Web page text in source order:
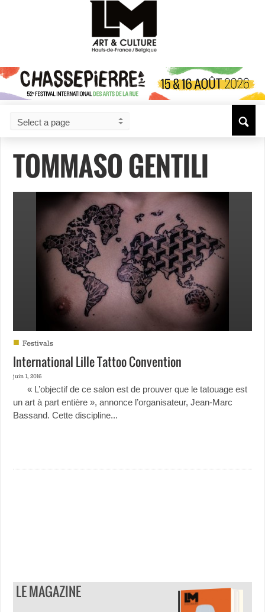
TOMMASO GENTILI
■ Festivals
International Lille Tattoo Convention
juin 1, 2016
« L’objectif de ce salon est de prouver que le tatouage est
un art à part entière », annonce l’organisateur, Jean-Marc
Bassand. Cette discipline...
LE MAGAZINE